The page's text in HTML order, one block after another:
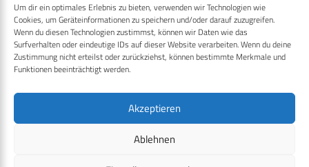
Um dir ein optimales Erlebnis zu bieten, verwenden wir Technologien wie
Cookies, um Geräteinformationen zu speichern und/oder darauf zuzugreifen.
Wenn du diesen Technologien zustimmst, können wir Daten wie das
Surfverhalten oder eindeutige IDs auf dieser Website verarbeiten. Wenn du deine
Zustimmung nicht erteilst oder zurückziehst, können bestimmte Merkmale und
Funktionen beeinträchtigt werden.
Akzeptieren
Ablehnen
RECHTLICHES
Datenschutzerklärung
Cookie-Richtlinie (EU)